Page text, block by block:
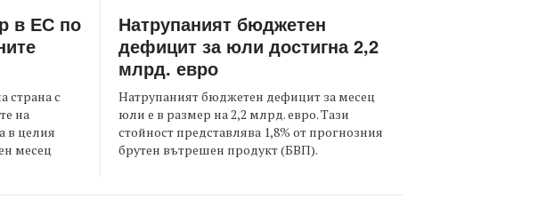
в ЕС по
страна с
на
в целия
месец
Натрупаният бюджетен
дефицит за юли достигна 2,2
млрд. евро
Натрупаният бюджетен дефицит за месец
юли е в размер на 2,2 млрд. евро. Тази
стойност представлява 1,8% от прогнозния
брутен вътрешен продукт (БВП).